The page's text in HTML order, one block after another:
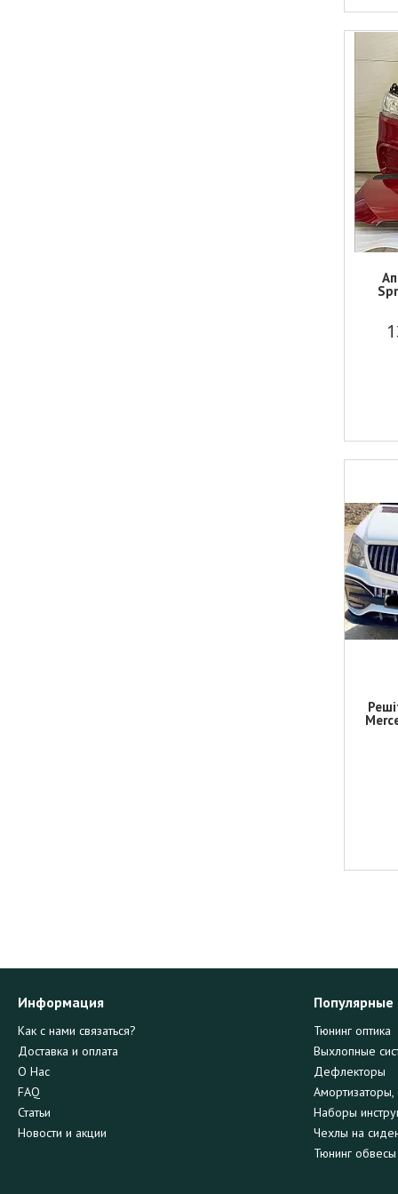
Информация
Как с нами связаться?
Доставка и оплата
О Нас
FAQ
Статьи
Новости и акции
Тюнинг оптика
Выхлопные
Дефлекторы
Амортизаторы,
Наборы
Чехлы на
Тюнинг обвесы